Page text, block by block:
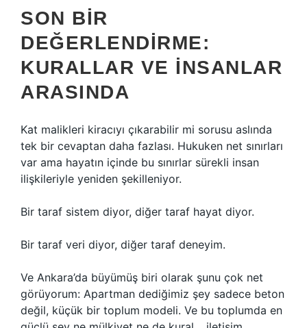
SON BIR
DEĞERLENDIRME:
KURALLAR VE İNSANLAR
ARASINDA
Kat malikleri kiracıyı çıkarabilir mi sorusu aslında
tek bir cevaptan daha fazlası. Hukuken net sınırları
var ama hayatın içinde bu sınırlar sürekli insan
ilişkileriyle yeniden şekilleniyor.
Bir taraf sistem diyor, diğer taraf hayat diyor.
Bir taraf veri diyor, diğer taraf deneyim.
Ve Ankara’da büyümüş biri olarak şunu çok net
görüyorum: Apartman dediğimiz şey sadece beton
değil, küçük bir toplum modeli. Ve bu toplumda en